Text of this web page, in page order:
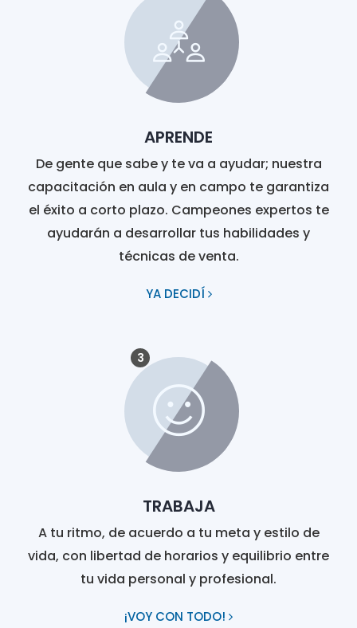
APRENDE
De gente que sabe y te va a ayudar; nuestra
capacitación en aula y en campo te garantiza
el éxito a corto plazo. Campeones expertos te
ayudarán a desarrollar tus habilidades y
técnicas de venta.
YA DECIDÍ
3
TRABAJA
A tu ritmo, de acuerdo a tu meta y estilo de
vida, con libertad de horarios y equilibrio entre
tu vida personal y profesional.
¡VOY CON TODO!